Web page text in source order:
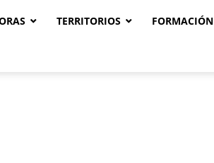
TERRITORIOS FORMACIÓN